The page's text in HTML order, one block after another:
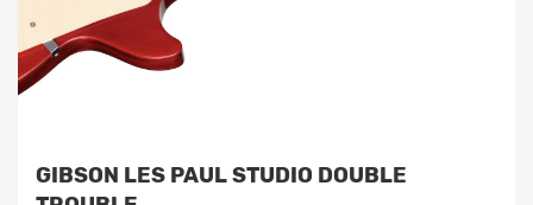
GIBSON LES PAUL STUDIO DOUBLE